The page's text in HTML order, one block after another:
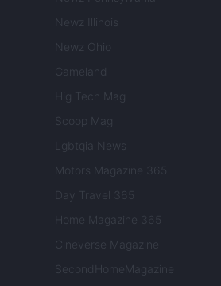
Newz Illinois
Newz Ohio
Gameland
Hig Tech Mag
Scoop Mag
Lgbtqia News
Motors Magazine 365
Day Travel 365
Home Magazine 365
Cineverse Magazine
SecondHomeMagazine